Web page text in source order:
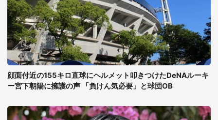
顔面付近の155キロ直球にヘルメット叩きつけたDeNAルーキ
ー宮下朝陽に擁護の声 「負けん気必要」と球団OB